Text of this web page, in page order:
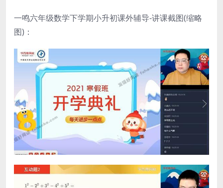
一鸣六年级数学下学期小升初课外辅导-讲课截图(缩略
图)：